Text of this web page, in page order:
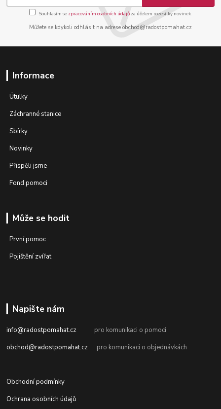
Souhlasím se zpracováním osobních údajů za účelem rozesílky novinek.
Můžete se kdykoli odhlásit na adrese obchod@radostpomahat.cz
Informace
Útulky
Záchranné stanice
Sbírky
Novinky
Přispěli jsme
Fond pomoci
Může se hodit
První pomoc
Pojištění zvířat
Napište nám
info@radostpomahat.cz pro komunikaci o pomoci
obchod@radostpomahat.cz pro komunikaci o objednávkách
Obchodní podmínky
Ochrana osobních údajů